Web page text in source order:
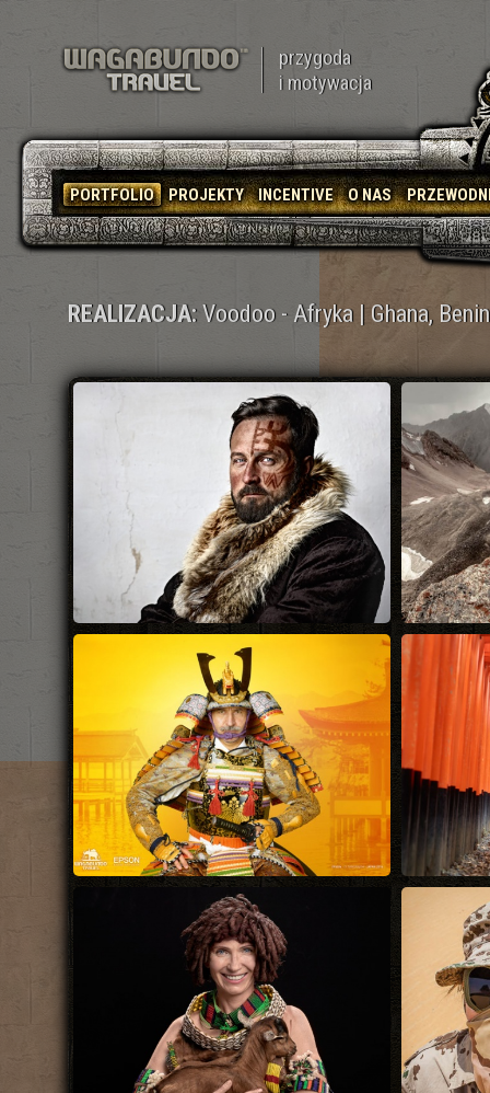
przygoda
i motywacja
PORTFOLIO PROJEKTY INCENTIVE O NAS
REALIZACJA: Voodoo - Afryka | Ghana,